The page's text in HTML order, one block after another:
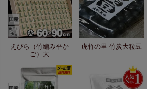
えびら（竹編み平か
ご）大
虎竹の里 竹炭大粒豆